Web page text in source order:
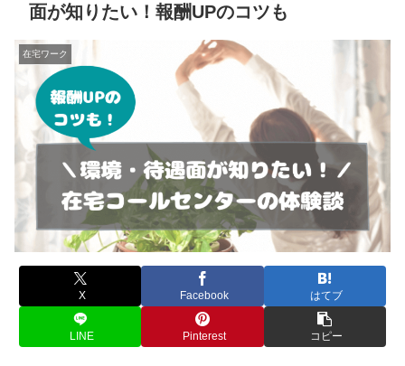
面が知りたい！報酬UPのコツも
在宅ワーク
X Facebook はてブ
LINE Pinterest コピー